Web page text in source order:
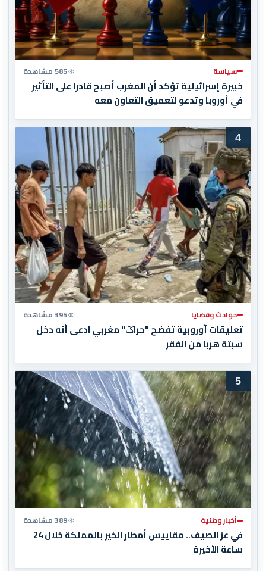
سياسة 585 مشاهدة
خبيرة إسرائيلية تؤكد أن المغرب أصبح قادرا على التأثير
في أوروبا وتدعو لتعميق التعاون معه
4
حوادث وقضايا 395 مشاهدة
تعليقات أوروبية تفضح "حراݣ" مغربي ادعى أنه دخل
سبتة هربا من الفقر
5
أخبار وطنية 389 مشاهدة
في عز الصيف.. مقاييس أمطار الخير بالمملكة خلال 24
ساعة الأخيرة